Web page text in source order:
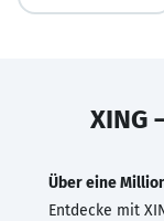
XING
Über eine
Entdecke mit